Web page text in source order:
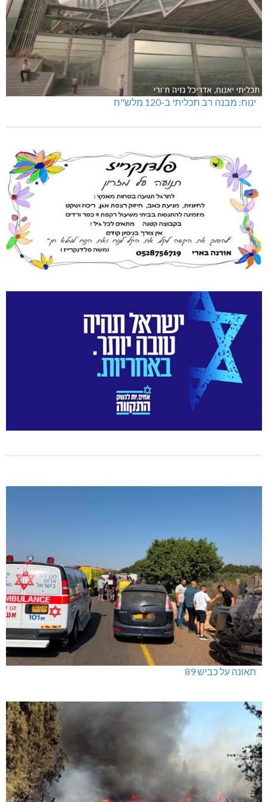
ינוח: מבנה רב תכליתי ב-120 מלש"ח
תאונה על כביש 89